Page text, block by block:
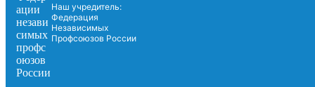
Наш учредитель:
Федерация
Независимых
Профсоюзов России